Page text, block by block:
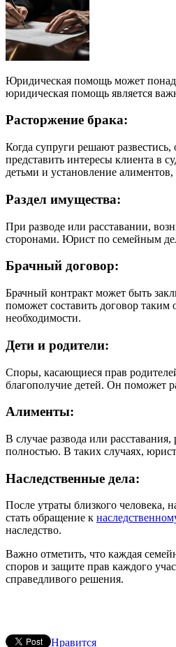
Юридическая помощь может
юридическая помощь является
Расторжение брака:
Когда супруги решают
представить интересы клиента в
детьми и установление
Раздел имущества:
При разводе или расставании,
сторонами. Юрист по семейным
Брачный договор:
Брачный контракт может быть
поможет составить договор таким
необходимости.
Дети и родители:
Споры, касающиеся прав
благополучие детей. Он поможет
Алименты:
В случае развода или
полностью. В таких случаях,
Наследственные дела:
После утраты близкого
стать обращение к
наследство.
Важно отметить, что каждая
споров и защите прав каждого
справедливого решения.
Нравится